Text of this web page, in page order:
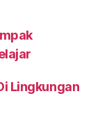
Lingkungan